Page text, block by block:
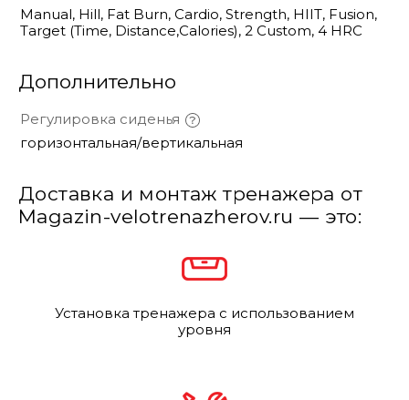
Manual, Hill, Fat Burn, Cardio, Strength, HIIT, Fusion,
Target (Time, Distance,Calories), 2 Custom, 4 HRC
Дополнительно
Регулировка сиденья
горизонтальная/вертикальная
Доставка и монтаж тренажера от
Magazin-velotrenazherov.ru — это:
Установка тренажера с использованием
уровня